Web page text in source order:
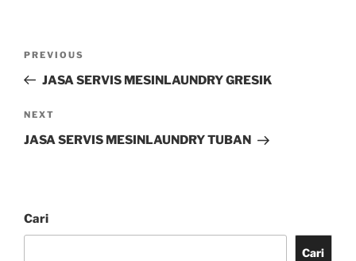
PREVIOUS
JASA SERVIS MESINLAUNDRY GRESIK
NEXT
JASA SERVIS MESINLAUNDRY TUBAN
Cari
Cari